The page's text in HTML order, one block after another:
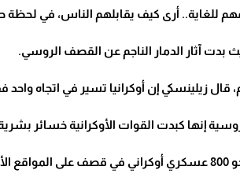
للغاية.. أرى كيف يقابلهم الناس، في
بدت آثار الدمار الناجم عن القصف الروسي.
قال زيلينسكي إن أوكرانيا تسير في اتجاه
إنها كبدت القوات الأوكرانية خسائر